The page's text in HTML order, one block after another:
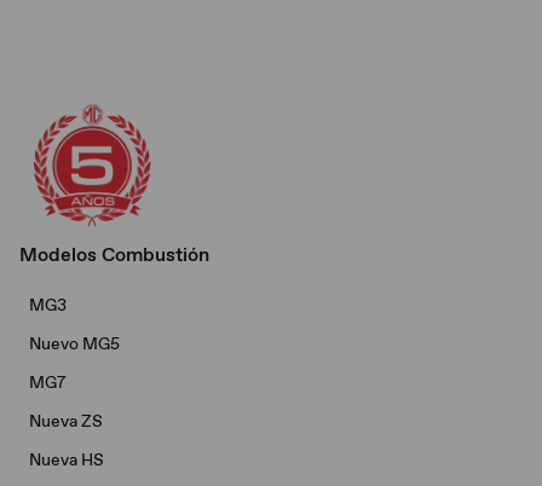
Modelos Combustión
MG3
Nuevo MG5
MG7
Nueva ZS
Nueva HS